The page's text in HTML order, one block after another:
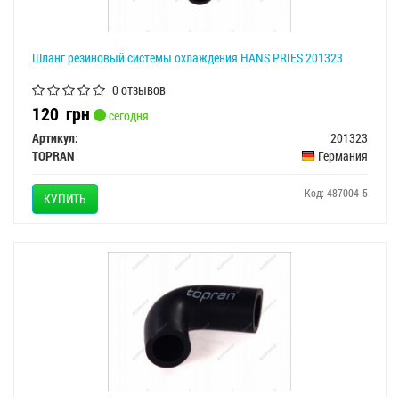
Шланг резиновый системы охлаждения HANS PRIES 201323
0 отзывов
120 грн
сегодня
Артикул:
201323
TOPRAN
Германия
КУПИТЬ Код: 487004-5